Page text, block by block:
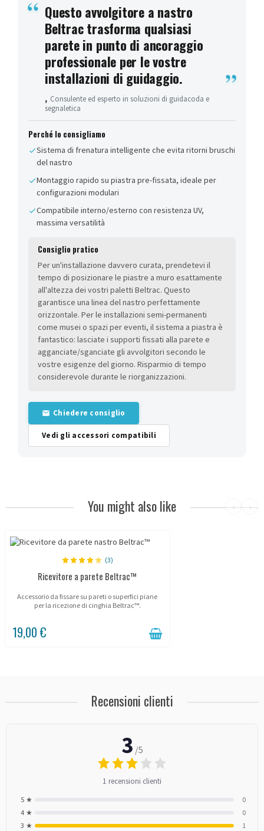
Questo avvolgitore a nastro
Beltrac trasforma qualsiasi
parete in punto di ancoraggio
professionale per le vostre
installazioni di guidaggio.
, Consulente ed esperto in soluzioni di guidacoda e
segnaletica
Perché lo consigliamo
Sistema di frenatura intelligente che evita ritorni bruschi
del nastro
Montaggio rapido su piastra pre-fissata, ideale per
configurazioni modulari
Compatibile interno/esterno con resistenza UV,
massima versatilità
Consiglio pratico
Per un'installazione davvero curata, prendetevi il
tempo di posizionare le piastre a muro esattamente
all'altezza dei vostri paletti Beltrac. Questo
garantisce una linea del nastro perfettamente
orizzontale. Per le installazioni semi-permanenti
come musei o spazi per eventi, il sistema a piastra è
fantastico: lasciate i supporti fissati alla parete e
agganciate/sganciate gli avvolgitori secondo le
vostre esigenze del giorno. Risparmio di tempo
considerevole durante le riorganizzazioni.
Chiedere consiglio
Vedi gli accessori compatibili
You might also like ‹ ›
(3)
Ricevitore a parete Beltrac™
Accessorio da fissare su pareti o superfici piane
per la ricezione di cinghia Beltrac™.
19,00 €
Recensioni clienti
3 /5
1 recensioni clienti
5 ★
0
4 ★
0
3 ★
1